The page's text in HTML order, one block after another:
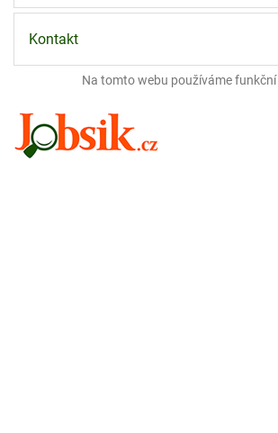
Kontakt
Na tomto webu používáme funkční